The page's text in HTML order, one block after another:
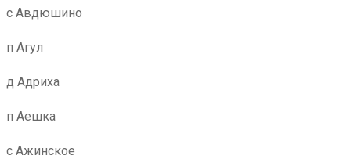
с Авдюшино
п Агул
д Адриха
п Аешка
с Ажинское